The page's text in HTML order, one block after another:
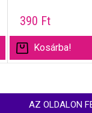
390 Ft
Kosárba!
AZ OLDALON